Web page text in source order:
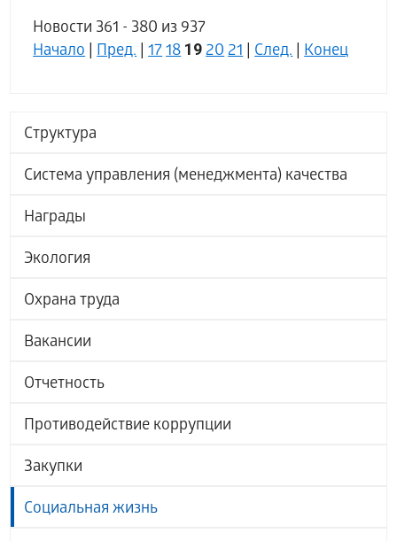
Структура
Система управления (менеджмента) качества
Награды
Экология
Охрана труда
Вакансии
Отчетность
Противодействие коррупции
Закупки
Социальная жизнь
Новости 361 - 380 из 937
Начало|Пред.|1718 19 2021|След.|Конец